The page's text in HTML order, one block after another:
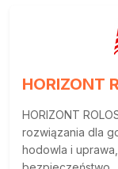
HORIZONT
HORIZONT
rozwiązania dla
hodowla i